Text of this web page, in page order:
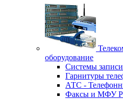
оборудование
Системы
Гарнитуры
АТС -
Факсы и МФУ